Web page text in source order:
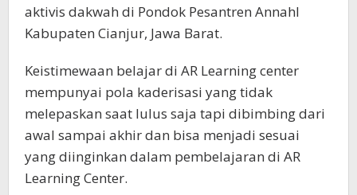
aktivis dakwah di Pondok Pesantren Annahl
Kabupaten Cianjur, Jawa Barat.
Keistimewaan belajar di AR Learning center
mempunyai pola kaderisasi yang tidak
melepaskan saat lulus saja tapi dibimbing dari
awal sampai akhir dan bisa menjadi sesuai
yang diinginkan dalam pembelajaran di AR
Learning Center.